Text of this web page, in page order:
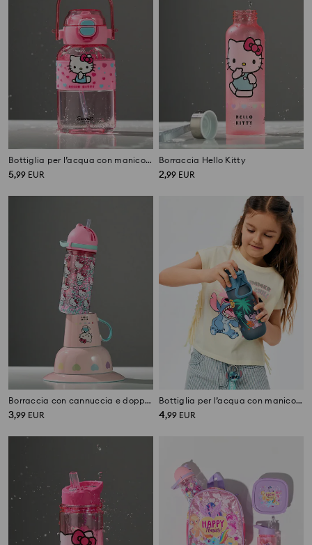
Bottiglia per l’acqua con manico e cannuccia Hello Kitty
5,99 EUR
Borraccia Hello Kitty
2,99 EUR
Borraccia con cannuccia e doppia parete con palline
3,99 EUR
Bottiglia per l’acqua con manico e cannuccia Lilo & Stitch
4,99 EUR